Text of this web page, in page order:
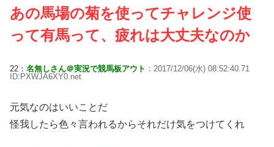
あの馬場の菊を使ってチャレンジ使
って有馬って、疲れは大丈夫なのか
22： 名無しさん＠実況で競馬板アウト ：2017/12/06(水) 08:52:40.71
ID:PXWJA6XY0.net
元気なのはいいことだ
怪我したら色々言われるからそれだけ気をつけてくれ